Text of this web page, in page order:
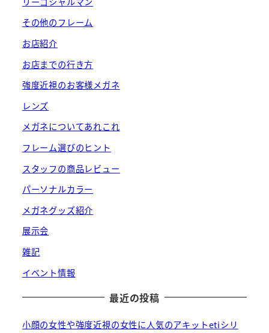
その他のフレーム
お店紹介
お店までの行き方
強度近視のお客様メガネ
レンズ
メガネについてあれこれ
フレーム選びのヒント
スタッフの商品レビュー
パーソナルカラー
メガネグッズ紹介
展示会
雑記
イベント情報
最近の投稿
小顔の女性や強度近視の女性に人気のアキットetiシリ